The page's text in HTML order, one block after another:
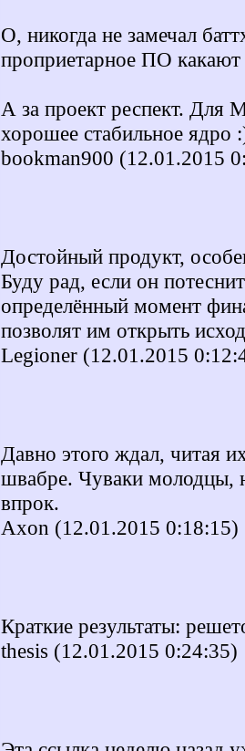
О, никогда не замечал
проприетарное ПО
А за проект респект. Для
хорошее стабильное ядро
bookman900 (12.01.2015
Достойный продукт,
Буду рад, если он
определённый момент
позволят им открыть
Legioner (12.01.2015
Давно этого ждал, читая
швабре. Чуваки молодцы,
впрок.
Axon (12.01.2015 0:18:15)
Краткие результаты:
thesis (12.01.2015 0:24:35)